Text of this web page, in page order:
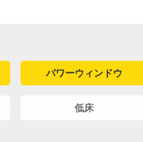
パワーウィンドウ
低床